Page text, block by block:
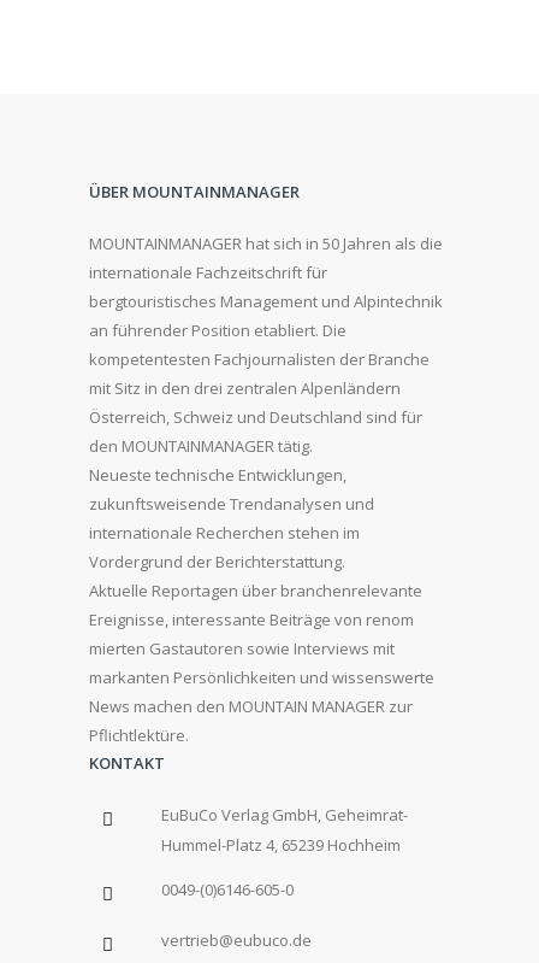
ÜBER MOUNTAINMANAGER
MOUNTAINMANAGER hat sich in 50 Jahren als die
internationale Fachzeitschrift für
bergtouristisches Management und Alpintechnik
an führender Position etabliert. Die
kompetentesten Fachjournalisten der Branche
mit Sitz in den drei zentralen Alpenländern
Österreich, Schweiz und Deutschland sind für
den MOUNTAINMANAGER tätig.
Neueste technische Entwicklungen,
zukunftsweisende Trendanalysen und
internationale Recherchen stehen im
Vordergrund der Berichterstattung.
Aktuelle Reportagen über branchenrelevante
Ereignisse, interessante Beiträge von renom
mierten Gastautoren sowie Interviews mit
markanten Persönlichkeiten und wissenswerte
News machen den MOUNTAIN MANAGER zur
Pflichtlektüre.
KONTAKT
EuBuCo Verlag GmbH, Geheimrat-
Hummel-Platz 4, 65239 Hochheim
0049-(0)6146-605-0
vertrieb@eubuco.de